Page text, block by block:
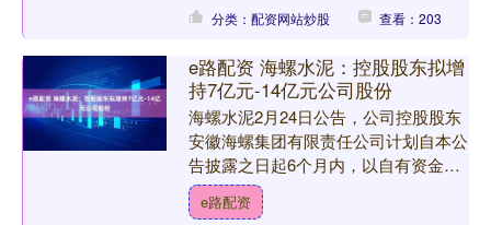
分类：配资网站炒股 查看：203
e路配资 海螺水泥：控股股东拟增
持7亿元-14亿元公司股份
海螺水泥2月24日公告，公司控股股东
安徽海螺集团有限责任公司计划自本公
告披露之日起6个月内，以自有资金及
自筹资金，通过上海证券交易所交易系
统以集中竞价的方式增持....
e路配资